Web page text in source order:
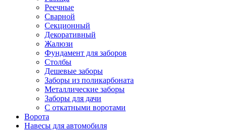
Реечные
Сварной
Секционный
Декоративный
Жалюзи
Фундамент для заборов
Столбы
Дешевые заборы
Заборы из поликарбоната
Металлические заборы
Заборы для дачи
С откатными воротами
Ворота
Навесы для автомобиля